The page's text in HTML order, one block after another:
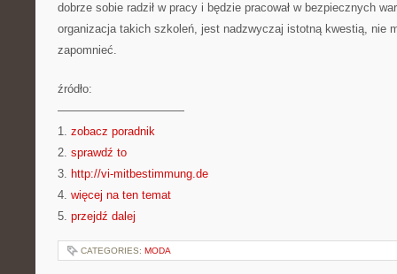
dobrze sobie radził w pracy i będzie pracował w bezpiecznych
organizacja takich szkoleń, jest nadzwyczaj istotną kwestią, nie
zapomnieć.
źródło:
———————————
1. zobacz poradnik
2. sprawdź to
3. http://vi-mitbestimmung.de
4. więcej na ten temat
5. przejdź dalej
CATEGORIES: MODA